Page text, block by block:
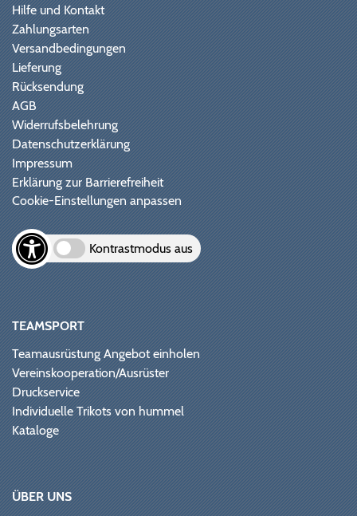
Hilfe und Kontakt
Zahlungsarten
Versandbedingungen
Lieferung
Rücksendung
AGB
Widerrufsbelehrung
Datenschutzerklärung
Impressum
Erklärung zur Barrierefreiheit
Cookie-Einstellungen anpassen
Kontrastmodus aus
TEAMSPORT
Teamausrüstung Angebot einholen
Vereinskooperation/Ausrüster
Druckservice
Individuelle Trikots von hummel
Kataloge
ÜBER UNS